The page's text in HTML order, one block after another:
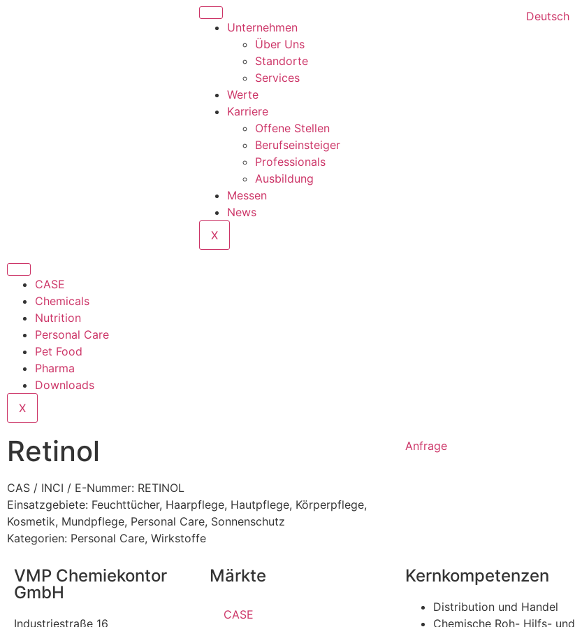
Unternehmen
Über Uns
Standorte
Services
Werte
Karriere
Offene Stellen
Berufseinsteiger
Professionals
Ausbildung
Messen
News
X
Deutsch
CASE
Chemicals
Nutrition
Personal Care
Pet Food
Pharma
Downloads
X
Retinol
CAS / INCI / E-Nummer: RETINOL
Einsatzgebiete: Feuchttücher, Haarpflege, Hautpflege, Körperpflege,
Kosmetik, Mundpflege, Personal Care, Sonnenschutz
Kategorien: Personal Care, Wirkstoffe
Anfrage
VMP Chemiekontor
GmbH
Industriestraße 16
Märkte
CASE
Kernkompetenzen
Distribution und Handel
Chemische Roh- Hilfs- und